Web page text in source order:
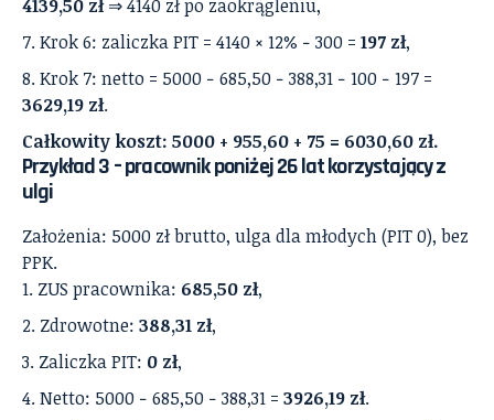
4139,50 zł⇒ 4140 zł po zaokrągleniu,
Krok 6: zaliczka PIT = 4140 × 12% − 300 = 197 zł,
Krok 7: netto = 5000 − 685,50 − 388,31 − 100 − 197 =
3629,19 zł.
Całkowity koszt: 5000 + 955,60 + 75 = 6030,60 zł.
Przykład 3 – pracownik poniżej 26 lat korzystający z
ulgi
Założenia: 5000 zł brutto, ulga dla młodych (PIT 0), bez
PPK.
ZUS pracownika: 685,50 zł,
Zdrowotne: 388,31 zł,
Zaliczka PIT: 0 zł,
Netto: 5000 − 685,50 − 388,31 = 3926,19 zł.